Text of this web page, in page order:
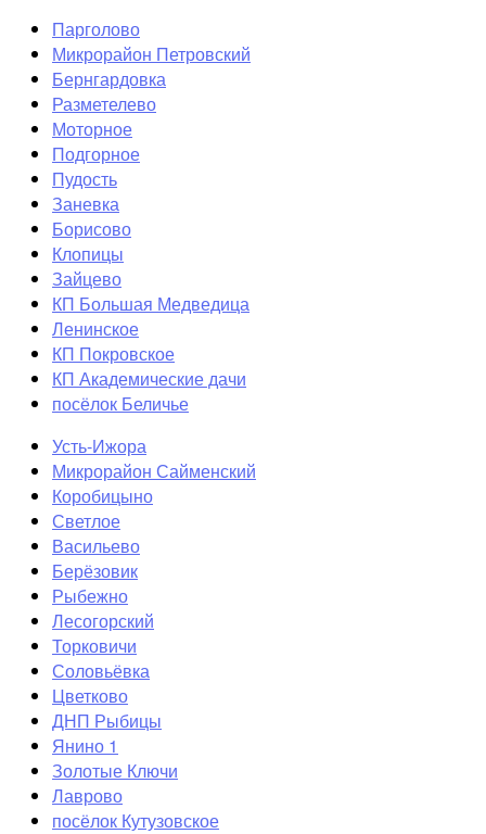
Парголово
Микрорайон Петровский
Бернгардовка
Разметелево
Моторное
Подгорное
Пудость
Заневка
Борисово
Клопицы
Зайцево
КП Большая Медведица
Ленинское
КП Покровское
КП Академические дачи
посёлок Беличье
Усть-Ижора
Микрорайон Сайменский
Коробицыно
Светлое
Васильево
Берёзовик
Рыбежно
Лесогорский
Торковичи
Соловьёвка
Цветково
ДНП Рыбицы
Янино 1
Золотые Ключи
Лаврово
посёлок Кутузовское